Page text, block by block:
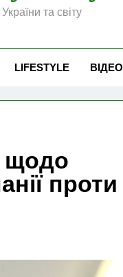
та світу
LIFESTYLE ВІДЕО
щодо
проти